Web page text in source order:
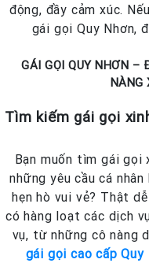
động, đầy cảm xúc.
gái gọi Quy Nhơn,
GÁI GỌI QUY NHƠN –
NÀNG
Tìm kiếm gái gọi
Bạn muốn tìm gái gọi
những yêu cầu cá
hẹn hò vui vẻ? Thật
có hàng loạt các dịch
vụ, từ những cô nàng
gái gọi cao cấp Quy